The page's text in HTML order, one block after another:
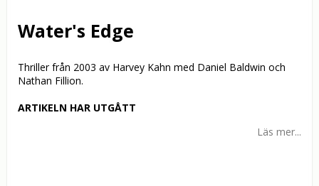
Water's Edge
Thriller från 2003 av Harvey Kahn med Daniel Baldwin och
Nathan Fillion.
ARTIKELN HAR UTGÅTT
Läs mer...